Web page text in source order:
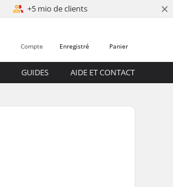
+5 mio de clients ×
Panier
Enregistré
Compte
GUIDES AIDE ET CONTACT